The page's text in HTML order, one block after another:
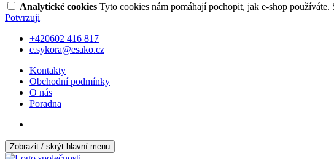
Analytické cookies Tyto cookies nám pomáhají pochopit, jak e-shop
Potvrzuji
+420602 416 817
e.sykora@esako.cz
Kontakty
Obchodní podmínky
O nás
Poradna
Zobrazit / skrýt hlavní menu